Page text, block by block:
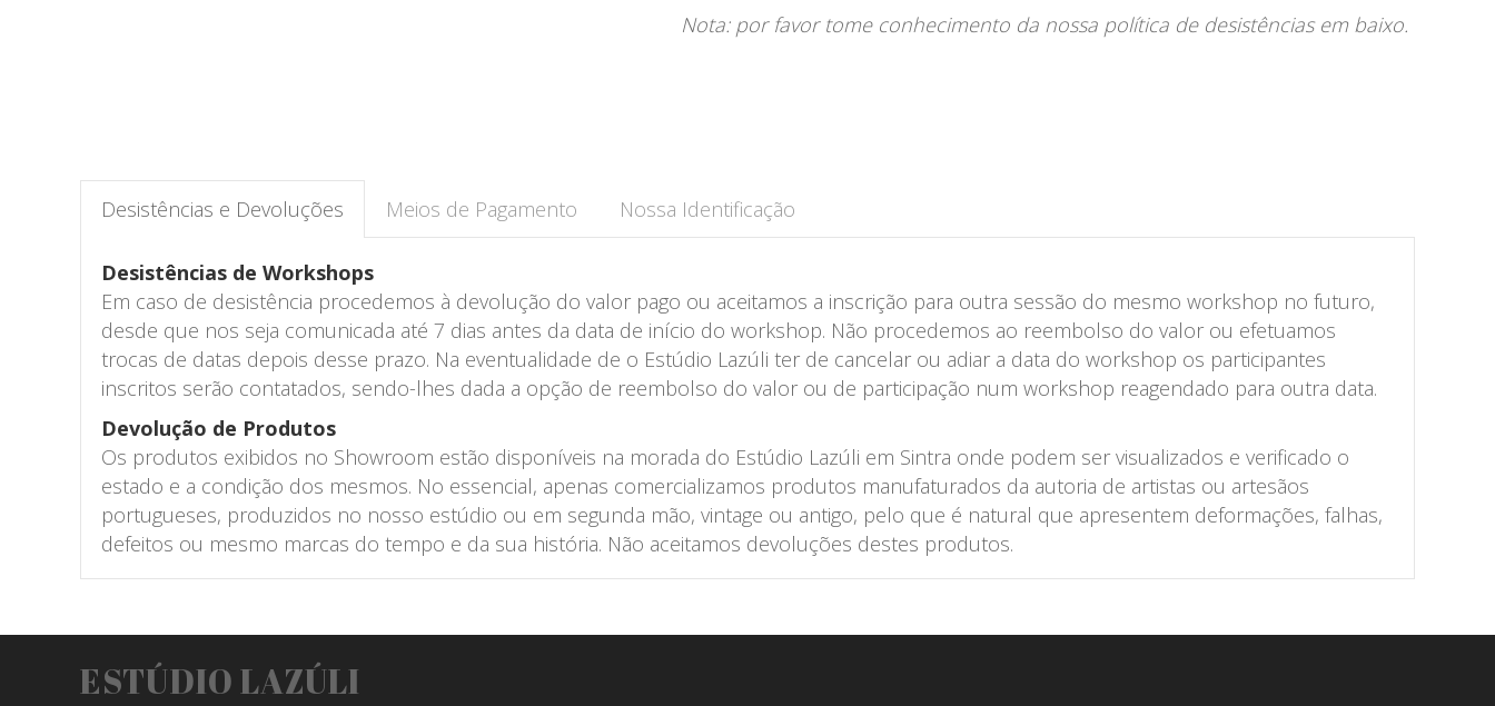
Nota: por favor tome conhecimento da nossa política de desistências em baixo.
Desistências e Devoluções Meios de Pagamento Nossa Identificação
Desistências de Workshops
Em caso de desistência procedemos à devolução do valor pago ou aceitamos a inscrição para outra sessão do mesmo workshop no futuro,
desde que nos seja comunicada até 7 dias antes da data de início do workshop. Não procedemos ao reembolso do valor ou efetuamos
trocas de datas depois desse prazo. Na eventualidade de o Estúdio Lazúli ter de cancelar ou adiar a data do workshop os participantes
inscritos serão contatados, sendo-lhes dada a opção de reembolso do valor ou de participação num workshop reagendado para outra data.
Devolução de Produtos
Os produtos exibidos no Showroom estão disponíveis na morada do Estúdio Lazúli em Sintra onde podem ser visualizados e verificado o
estado e a condição dos mesmos. No essencial, apenas comercializamos produtos manufaturados da autoria de artistas ou artesãos
portugueses, produzidos no nosso estúdio ou em segunda mão, vintage ou antigo, pelo que é natural que apresentem deformações, falhas,
defeitos ou mesmo marcas do tempo e da sua história. Não aceitamos devoluções destes produtos.
ESTÚDIO LAZÚLI